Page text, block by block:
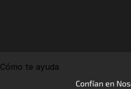
Cómo te ayuda
Confían en